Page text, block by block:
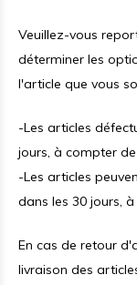
Veuillez-vous
déterminer les
l'article que vous
-Les articles
jours, à compter
-Les articles
dans les 30 jours,
En cas de retour
livraison des